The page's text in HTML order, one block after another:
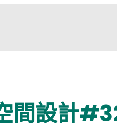
間設計